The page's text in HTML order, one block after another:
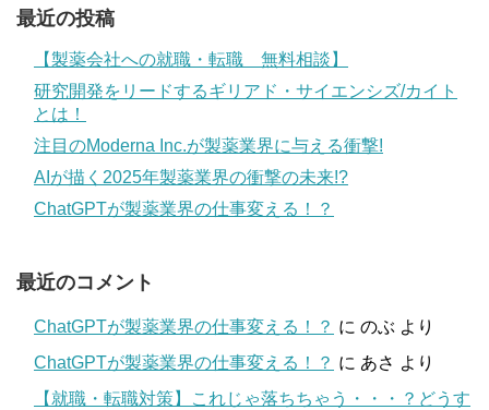
最近の投稿
【製薬会社への就職・転職 無料相談】
研究開発をリードするギリアド・サイエンシズ/カイト
とは！
注目のModerna Inc.が製薬業界に与える衝撃!
AIが描く2025年製薬業界の衝撃の未来!?
ChatGPTが製薬業界の仕事変える！？
最近のコメント
ChatGPTが製薬業界の仕事変える！？ に のぶ より
ChatGPTが製薬業界の仕事変える！？ に あさ より
【就職・転職対策】これじゃ落ちちゃう・・・？どうす